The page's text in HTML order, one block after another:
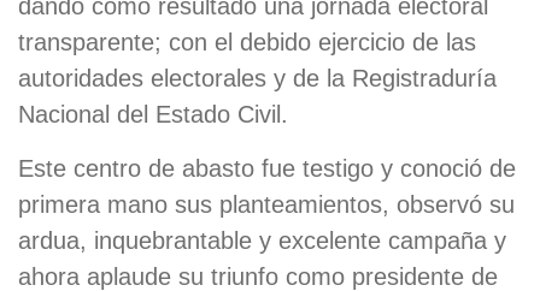
dando como resultado una jornada electoral
transparente; con el debido ejercicio de las
autoridades electorales y de la Registraduría
Nacional del Estado Civil.
Este centro de abasto fue testigo y conoció de
primera mano sus planteamientos, observó su
ardua, inquebrantable y excelente campaña y
ahora aplaude su triunfo como presidente de